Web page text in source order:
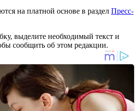
на платной основе в раздел Пресс-
выделите необходимый текст и
сообщить об этом редакции.